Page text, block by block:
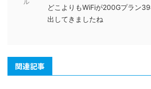
ル
どこよりもWiFiが200Gプラン
出してきましたね
関連記事